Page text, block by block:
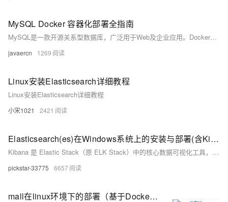
MySQL Docker 容器化部署全指南
MySQL是一款开源关系型数据库，广泛用于Web及企业应用。Docker容器化部署可解决环境不一致、依赖冲突问题，实现高效、隔离、轻量的MySQL服务运行，支持数据持久化与快速迁移，适用于开发、测试及生产环境。
javaercn 1269
Linux安装Elasticsearch详细教程
Linux安装Elasticsearch详细教程
小宋1021 2421
Elasticsearch(es)在Windows系统上的安装与部署(含Kibana)
Kibana 是 Elastic Stack（原 ELK Stack）中的核心数据可视化工具，主要与 Elasticsearch 配合使用，提供强大的数据探索、分析和展示功能。elasticsearch安装在windows上一般是zip文件，解压到对应目录。文件，elasticsearch8.x以上版本是自动开启安全认证的。kibana安装在windows上一般是zip文件，解压到对应目录。elasticsearch的默认端口是9200，访问。默认用户是elastic，密码需要重置。
pickstar-33775 6657
mall在linux环境下的部署（基于Docker容器），Docker安装mysql、redis、nginx、rabbitmq、elasticsearch、logstash、kibana、mongo